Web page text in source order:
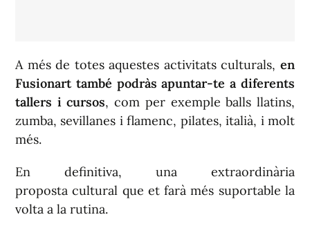
A més de totes aquestes activitats culturals, en
Fusionart també podràs apuntar-te a diferents
tallers i cursos, com per exemple balls llatins,
zumba, sevillanes i flamenc, pilates, italià, i molt
més.
En definitiva, una extraordinària
proposta cultural que et farà més suportable la
volta a la rutina.